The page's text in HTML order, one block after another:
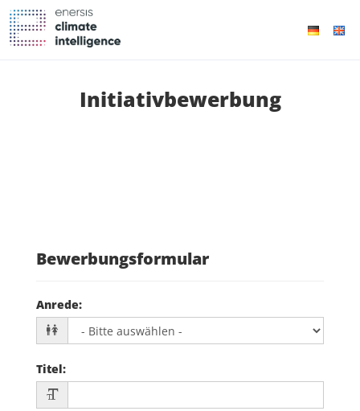
Initiativbewerbung
Bewerbungsformular
Anrede:
Titel: